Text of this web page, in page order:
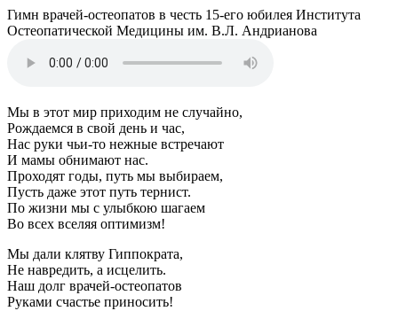
Гимн врачей-остеопатов в честь 15-его юбилея Института
Остеопатической Медицины им. В.Л. Андрианова
Мы в этот мир приходим не случайно,
Рождаемся в свой день и час,
Нас руки чьи-то нежные встречают
И мамы обнимают нас.
Проходят годы, путь мы выбираем,
Пусть даже этот путь тернист.
По жизни мы с улыбкою шагаем
Во всех вселяя оптимизм!
Мы дали клятву Гиппократа,
Не навредить, а исцелить.
Наш долг врачей-остеопатов
Руками счастье приносить!